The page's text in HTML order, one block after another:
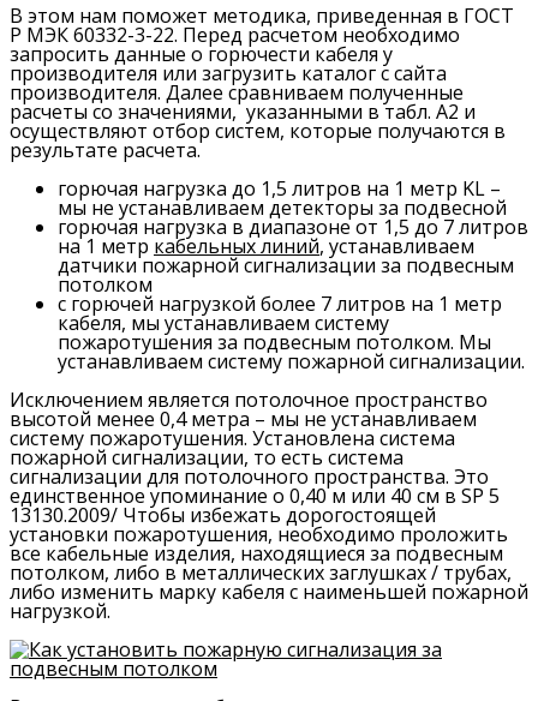
В этом нам поможет методика, приведенная в ГОСТ
Р МЭК 60332-3-22. Перед расчетом необходимо
запросить данные о горючести кабеля у
производителя или загрузить каталог с сайта
производителя. Далее сравниваем полученные
расчеты со значениями, указанными в табл. А2 и
осуществляют отбор систем, которые получаются в
результате расчета.
горючая нагрузка до 1,5 литров на 1 метр KL –
мы не устанавливаем детекторы за подвесной
горючая нагрузка в диапазоне от 1,5 до 7 литров
на 1 метр кабельных линий, устанавливаем
датчики пожарной сигнализации за подвесным
потолком
с горючей нагрузкой более 7 литров на 1 метр
кабеля, мы устанавливаем систему
пожаротушения за подвесным потолком. Мы
устанавливаем систему пожарной сигнализации.
Исключением является потолочное пространство
высотой менее 0,4 метра – мы не устанавливаем
систему пожаротушения. Установлена ​​система
пожарной сигнализации, то есть система
сигнализации для потолочного пространства. Это
единственное упоминание о 0,40 м или 40 см в SP 5
13130.2009/ Чтобы избежать дорогостоящей
установки пожаротушения, необходимо проложить
все кабельные изделия, находящиеся за подвесным
потолком, либо в металлических заглушках / трубах,
либо изменить марку кабеля с наименьшей пожарной
нагрузкой.